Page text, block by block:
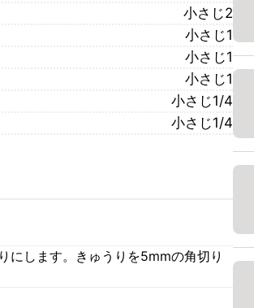
小さじ2
小さじ1
小さじ1
小さじ1
小さじ1/4
小さじ1/4
にします。きゅうりを5mmの角切り